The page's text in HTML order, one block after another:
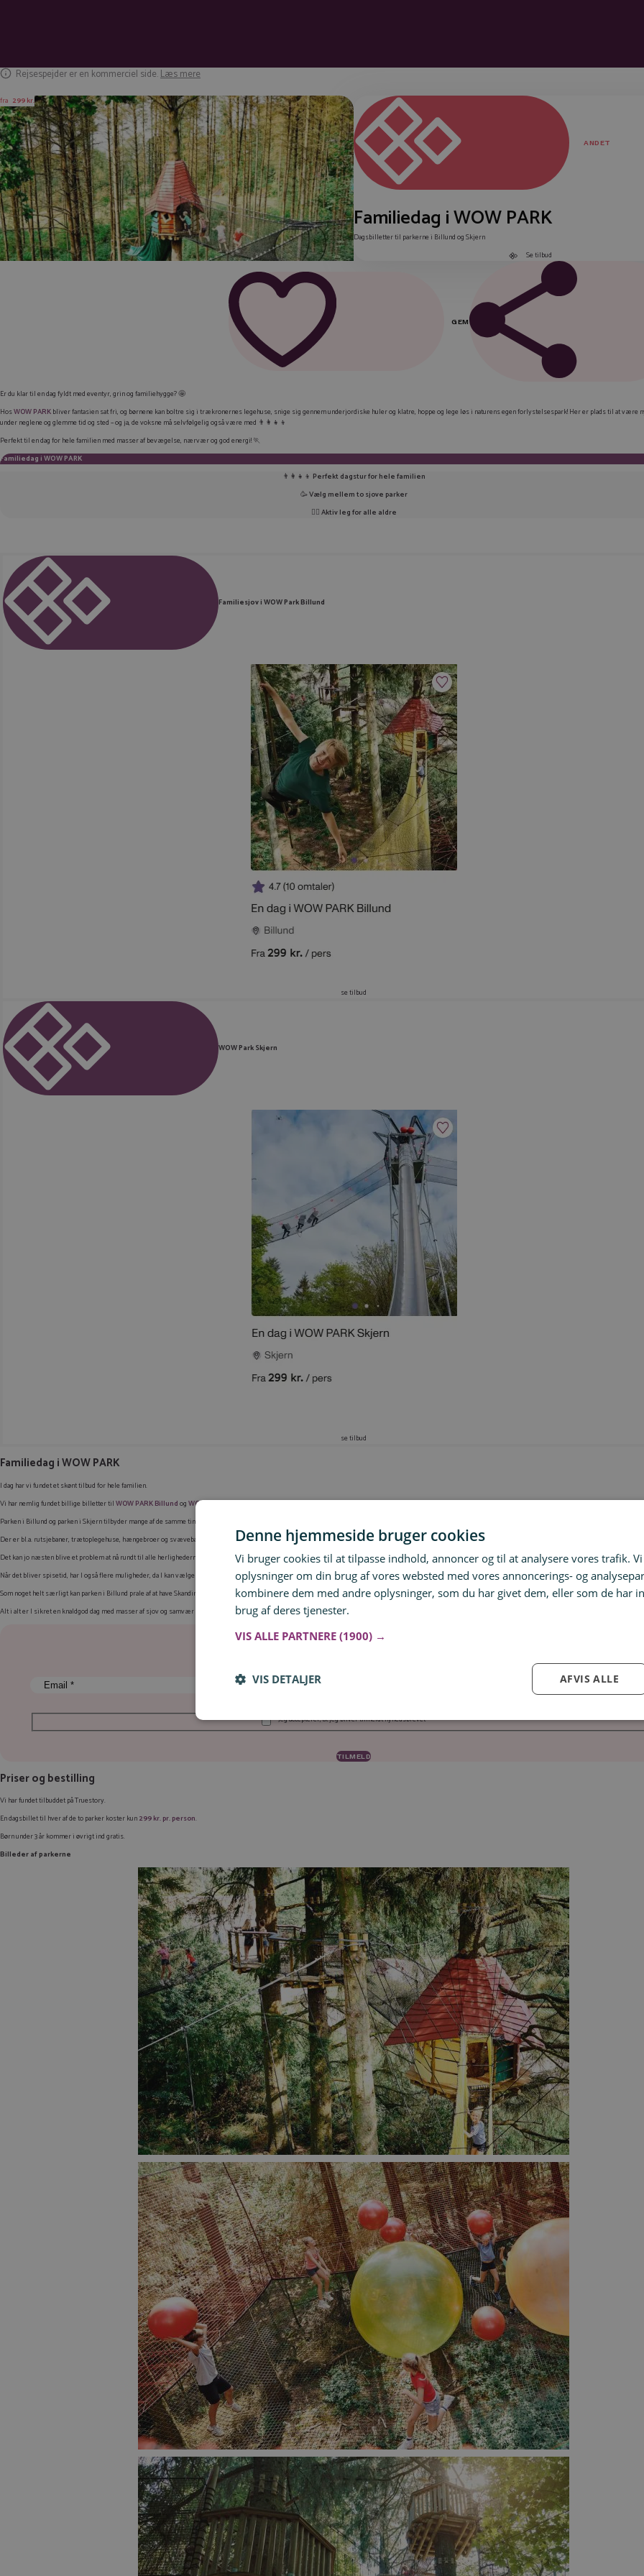
Rejsespejder er en kommerciel side.Læs mere
fra 299 kr.
ANDET
Familiedag i WOW PARK
Dagsbilletter til parkerne i Billund og Skjern
Se tilbud
GEM
Er du klar til en dag fyldt med eventyr, grin og familiehygge? 🤩
HosWOW PARKbliver fantasien sat fri, og børnene kan boltre sig i trækronernes legehuse, snige sig gennem underjordiske huler og klatre, hoppe og lege løs i naturens egen forlystelsespark! Her er plads til at være
under neglene og glemme tid og sted – og ja, de voksne må selvfølgelig også være med 👨‍👩‍👧‍👦
Perfekt til en dag for hele familien med masser af bevægelse, nærvær og god energi! 🏃
Familiedag i WOW PARK
👨‍👩‍👧‍👦 Perfekt dagstur for hele familien
🥳Vælg mellem to sjove parker
🏃‍♂️Aktiv leg for alle aldre
Familiesjov i WOW Park Billund
se tilbud
WOW Park Skjern
se tilbud
Familiedag i WOW PARK
I dag har vi fundet et skønt tilbud for hele familien.
Vi har nemlig fundet billige billetter tilWOW PARK BillundogWOW PARK Skjern, hvor I som familie kan få en skøn dag fyldt med leg og natur!
Parken i Billund og parken i Skjern tilbyder mange af de samme ting – og det er ikke så lidt!
Der er bl.a. rutsjebaner, trætoplegehuse, hængebroer og svævebaner, underjordiske huler, dyr, spændende krea-værksteder og meget mere.
Det kan jo næsten blive et problem at nå rundt til alle herlighederne på en enkelt dag!
Når det bliver spisetid, har I også flere muligheder, da I kan vælge at spise på det finurlige spisested Madladen, grille ved Skovhuset eller have jeres egen picnic blandt parkens forlystelser.
Som noget helt særligt kan parken i Billund prale af at have Skandinaviens højeste fritfaldsrutsjetårn –GIGANTEN! Så er I nogen rigtigedaredevils,er denne forlystelse da etmust
Alt i alt er I sikret en knaldgod dag med masser af sjov og samvær for hele familien!
Jeg accepterer, at jeg bliver tilmeldt nyhedsbrevet
Priser og bestilling
Vi har fundet tilbuddet på Truestory.
En dagsbillet til hver af de to parker koster kun299 kr. pr. person.
Børn under 3 år kommer i øvrigt ind gratis.
Billeder af parkerne
Denne hjemmeside bruger cookies
Vi bruger cookies til at tilpasse indhold, annoncer og til at analysere vores trafik.
oplysninger om din brug af vores websted med vores annoncerings- og
kombinere dem med andre oplysninger, som du har givet dem, eller som de har
brug af deres tjenester.
VIS ALLE PARTNERE (1900) →
AFVIS ALLE
VIS DETALJER